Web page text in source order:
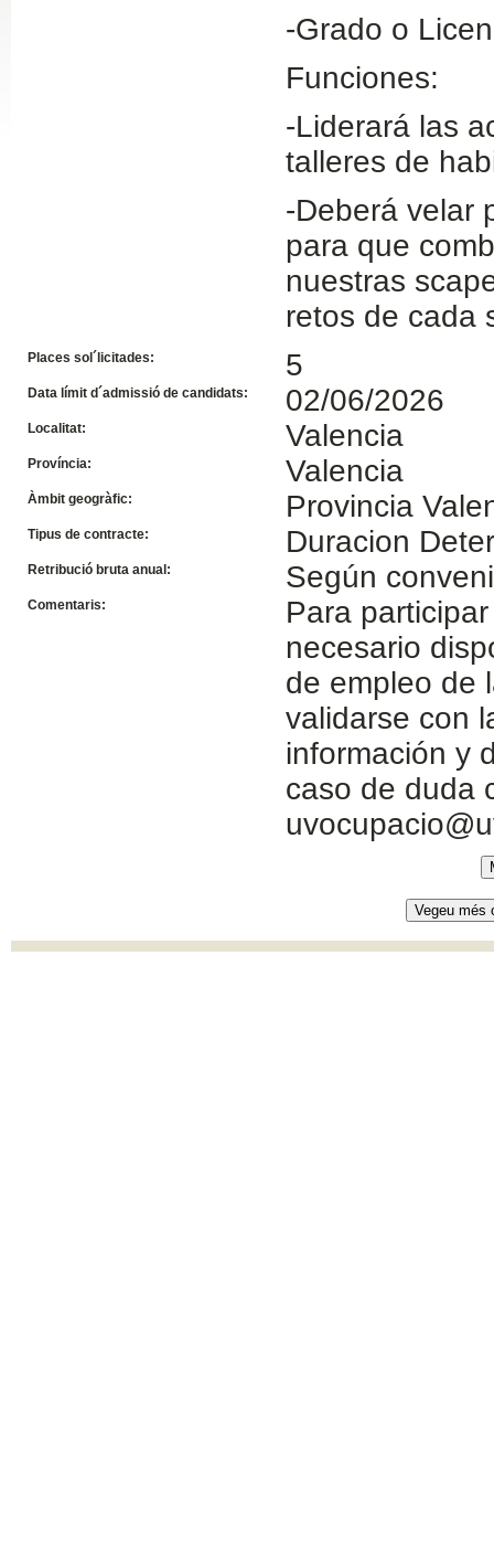
-Grado o
Funciones:
-Liderará las
talleres de
-Deberá velar
para que
nuestras
retos de cada
Places sol´licitades: 5
Data límit d´admissió de candidats: 02/06/2026
Localitat: Valencia
Província: Valencia
Àmbit geogràfic: Provincia
Tipus de contracte: Duracion
Retribució bruta anual: Según
Comentaris:
Para
necesario
de empleo de
validarse con
información y
caso de duda